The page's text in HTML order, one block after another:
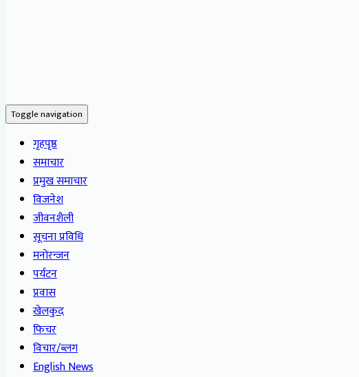
Toggle navigation
गृहपृष्ठ
समाचार
प्रमुख समाचार
विजनेश
जीवनशैली
सूचना प्रविधि
मनोरन्जन
पर्यटन
प्रवास
खेलकुद
फिचर
विचार/ब्लग
English News